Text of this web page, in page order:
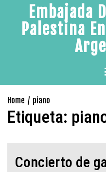
content
Embajada
Palestina
Home piano
Etiqueta:
Concierto de